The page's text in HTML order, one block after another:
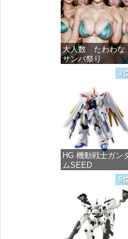
大人数 たわわな
サンバ祭り
価格：
3
HG 機動戦士ガン
ムSEED
FREEDOM マイテ
ィーストライクフ
リーダムガンダム
1/144スケール 色分
け済みプラモデル
価格：¥4,800
5